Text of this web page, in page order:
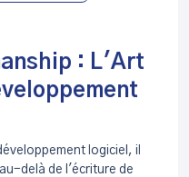
: L'Art
logiciel, il
delà de l'écriture de